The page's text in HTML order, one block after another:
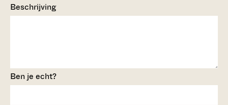
Beschrijving
Ben je echt?